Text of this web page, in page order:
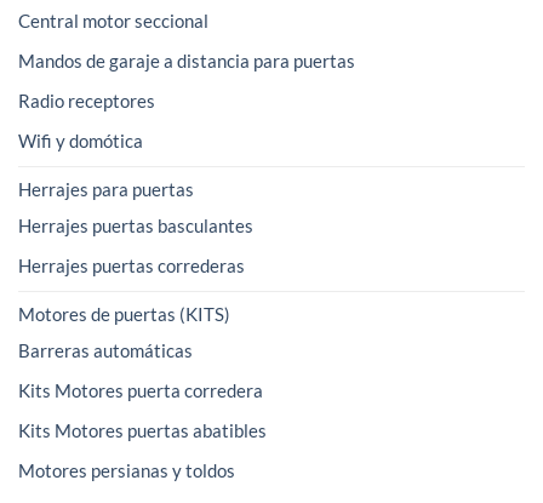
Central motor seccional
Mandos de garaje a distancia para puertas
Radio receptores
Wifi y domótica
Herrajes para puertas
Herrajes puertas basculantes
Herrajes puertas correderas
Motores de puertas (KITS)
Barreras automáticas
Kits Motores puerta corredera
Kits Motores puertas abatibles
Motores persianas y toldos